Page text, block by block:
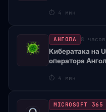
⏱ 4 мин
АНГОЛА 8
Кибератака на
оператора
⏱ 4 мин
MICROSOFT 365